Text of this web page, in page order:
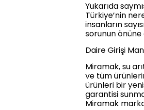
Yukarıda
Türkiye’nin
insanların
sorunun
Daire Girişi
Miramak, su
ve tüm
ürünleri bir
garantisi
Miramak